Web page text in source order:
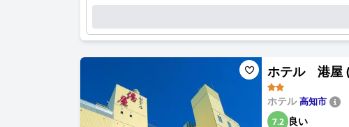
ホテル 港屋
ホテル高知市
7.2 良い